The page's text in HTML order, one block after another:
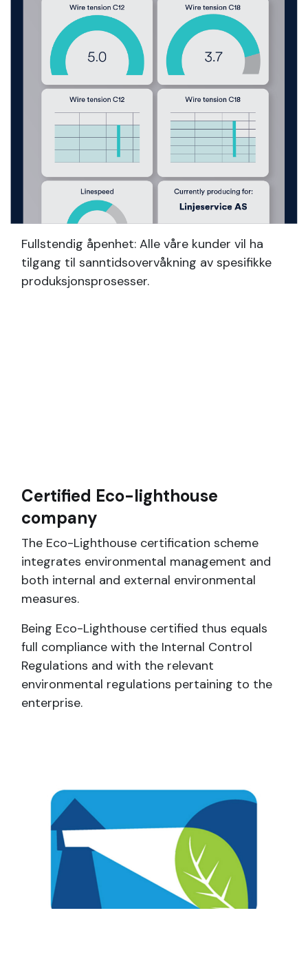
Fullstendig åpenhet: Alle våre kunder vil ha
tilgang til sanntidsovervåkning av spesifikke
produksjonsprosesser.
Certified Eco-lighthouse
company
The Eco-Lighthouse certification scheme
integrates environmental management and
both internal and external environmental
measures.
Being Eco-Lighthouse certified thus equals
full compliance with the Internal Control
Regulations and with the relevant
environmental regulations pertaining to the
enterprise.